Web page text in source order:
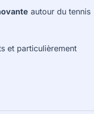
autour du tennis
et particulièrement